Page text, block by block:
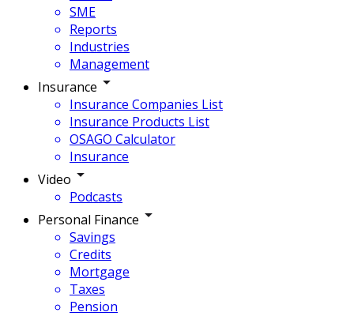
SME
Reports
Industries
Management
Insurance
Insurance Companies List
Insurance Products List
OSAGO Calculator
Insurance
Video
Podcasts
Personal Finance
Savings
Credits
Mortgage
Taxes
Pension